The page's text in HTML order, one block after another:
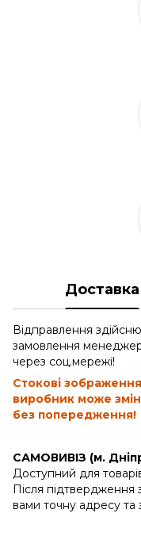
Доставка
Відправлення
замовлення
через соц.мережі!
Стокові
виробник може
без попередження!
САМОВИВІЗ (м.
Доступний для
Після
вами точну адресу та